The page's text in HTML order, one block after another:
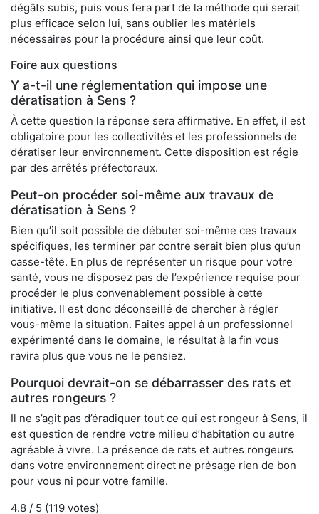
dégâts subis, puis vous fera part de la méthode qui serait
plus efficace selon lui, sans oublier les matériels
nécessaires pour la procédure ainsi que leur coût.
Foire aux questions
Y a-t-il une réglementation qui impose une
dératisation à Sens ?
À cette question la réponse sera affirmative. En effet, il est
obligatoire pour les collectivités et les professionnels de
dératiser leur environnement. Cette disposition est régie
par des arrêtés préfectoraux.
Peut-on procéder soi-même aux travaux de
dératisation à Sens ?
Bien qu’il soit possible de débuter soi-même ces travaux
spécifiques, les terminer par contre serait bien plus qu’un
casse-tête. En plus de représenter un risque pour votre
santé, vous ne disposez pas de l’expérience requise pour
procéder le plus convenablement possible à cette
initiative. Il est donc déconseillé de chercher à régler
vous-même la situation. Faites appel à un professionnel
expérimenté dans le domaine, le résultat à la fin vous
ravira plus que vous ne le pensiez.
Pourquoi devrait-on se débarrasser des rats et
autres rongeurs ?
Il ne s’agit pas d’éradiquer tout ce qui est rongeur à Sens, il
est question de rendre votre milieu d’habitation ou autre
agréable à vivre. La présence de rats et autres rongeurs
dans votre environnement direct ne présage rien de bon
pour vous ni pour votre famille.
4.8 / 5 (119 votes)